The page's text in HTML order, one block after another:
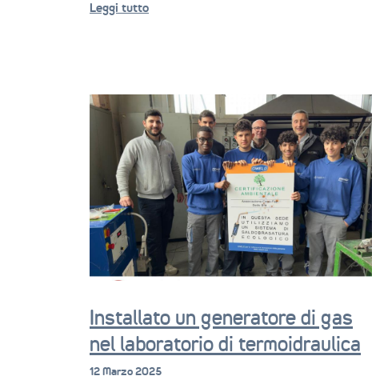
Leggi tutto
Installato un generatore di gas
nel laboratorio di termoidraulica
12 Marzo 2025